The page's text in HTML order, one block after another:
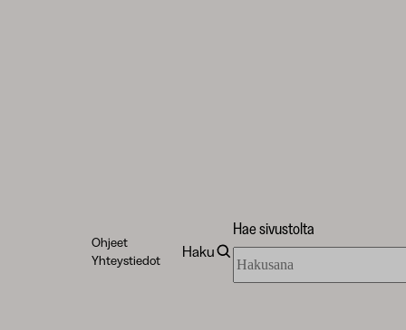
Ohjeet
Yhteystiedot
Haku
Hae sivustolta
sivustolta